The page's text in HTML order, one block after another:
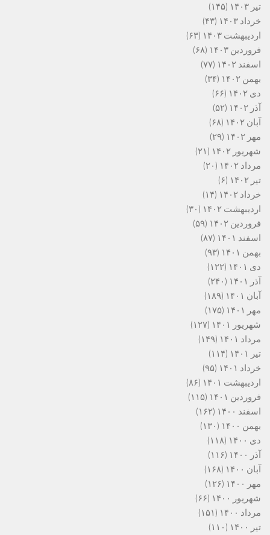
تیر ۱۴۰۳
(۱۴۵)
خرداد ۱۴۰۳
(۴۳)
اردیبهشت ۱۴۰۳
(۶۳)
فروردین ۱۴۰۳
(۶۸)
اسفند ۱۴۰۲
(۷۷)
بهمن ۱۴۰۲
(۳۴)
دی ۱۴۰۲
(۶۶)
آذر ۱۴۰۲
(۵۲)
آبان ۱۴۰۲
(۶۸)
مهر ۱۴۰۲
(۲۹)
شهریور ۱۴۰۲
(۲۱)
مرداد ۱۴۰۲
(۲۰)
تیر ۱۴۰۲
(۶)
خرداد ۱۴۰۲
(۱۴)
اردیبهشت ۱۴۰۲
(۳۰)
فروردین ۱۴۰۲
(۵۹)
اسفند ۱۴۰۱
(۸۷)
بهمن ۱۴۰۱
(۹۳)
دی ۱۴۰۱
(۱۲۲)
آذر ۱۴۰۱
(۲۴۰)
آبان ۱۴۰۱
(۱۸۹)
مهر ۱۴۰۱
(۱۷۵)
شهریور ۱۴۰۱
(۱۲۷)
مرداد ۱۴۰۱
(۱۴۹)
تیر ۱۴۰۱
(۱۱۴)
خرداد ۱۴۰۱
(۹۵)
اردیبهشت ۱۴۰۱
(۸۶)
فروردین ۱۴۰۱
(۱۱۵)
اسفند ۱۴۰۰
(۱۶۲)
بهمن ۱۴۰۰
(۱۳۰)
دی ۱۴۰۰
(۱۱۸)
آذر ۱۴۰۰
(۱۱۶)
آبان ۱۴۰۰
(۱۶۸)
مهر ۱۴۰۰
(۱۲۶)
شهریور ۱۴۰۰
(۶۶)
مرداد ۱۴۰۰
(۱۵۱)
تیر ۱۴۰۰
(۱۱۰)